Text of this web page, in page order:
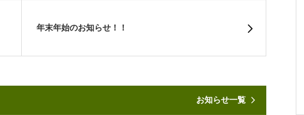
年末年始のお知らせ！！
お知らせ一覧